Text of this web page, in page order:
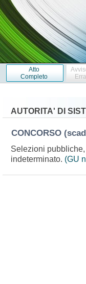
Atto
Completo
AUTORITA' DI
CONCORSO
Selezioni
indeterminato. (GU